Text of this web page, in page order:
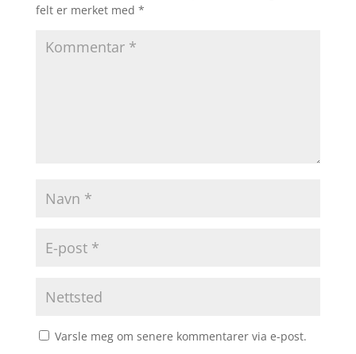
felt er merket med *
Varsle meg om senere kommentarer via e-post.